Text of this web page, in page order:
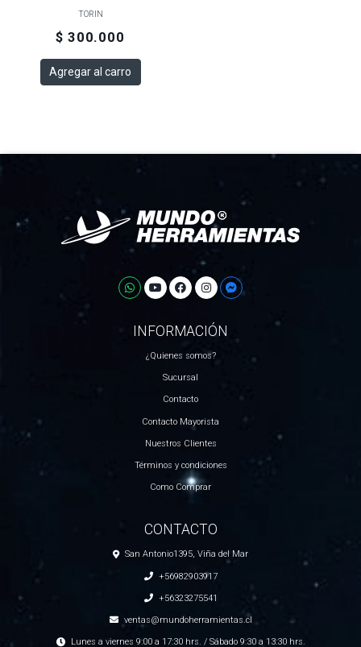
TORIN
$ 300.000
Agregar al carro
INFORMACIÓN
¿Quienes somos?
Sucursal
Contacto
Contacto Mayorista
Nuestros Clientes
Términos y condiciones
Como Comprar
CONTACTO
San Antonio1395, Viña del Mar
+56982903917
+56323275541
ventas@mundoherramientas.cl
Lunes a viernes 9:00 a 17:30 hrs. / Sábado 9:30 a 13:30 hrs.